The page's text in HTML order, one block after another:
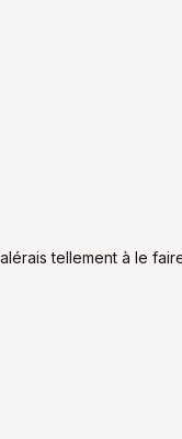
tellement à le